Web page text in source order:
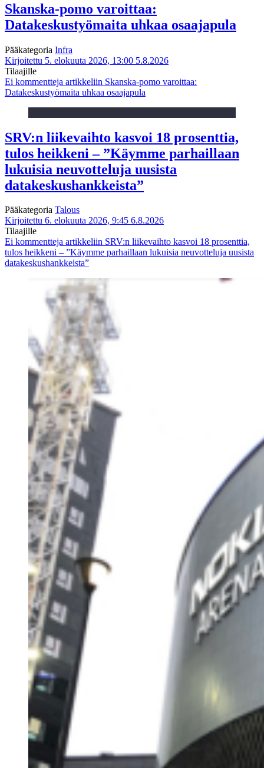
Skanska-pomo varoittaa:
Datakeskustyömaita uhkaa osaajapula
Pääkategoria Infra
Kirjoitettu 5. elokuuta 2026, 13:00 5.8.2026
Tilaajille
Ei kommentteja artikkeliin Skanska-pomo varoittaa:
Datakeskustyömaita uhkaa osaajapula
SRV:n liikevaihto kasvoi 18 prosenttia,
tulos heikkeni – ”Käymme parhaillaan
lukuisia neuvotteluja uusista
datakeskushankkeista”
Pääkategoria Talous
Kirjoitettu 6. elokuuta 2026, 9:45 6.8.2026
Tilaajille
Ei kommentteja artikkeliin SRV:n liikevaihto kasvoi 18 prosenttia,
tulos heikkeni – ”Käymme parhaillaan lukuisia neuvotteluja uusista
datakeskushankkeista”